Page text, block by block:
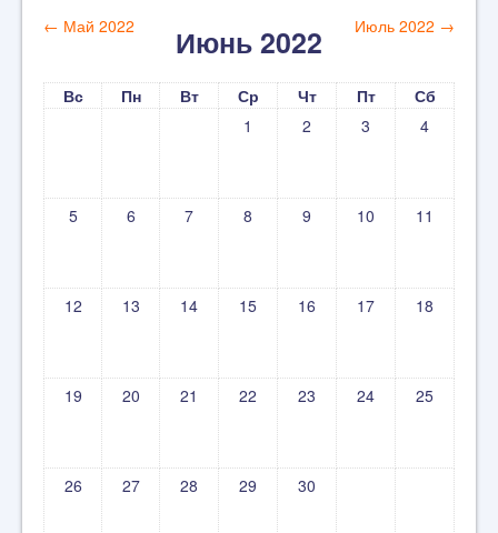
← Май 2022 Июнь 2022 Июль 2022 →
Вс Пн Вт Ср Чт Пт
Сб
1
2 3 4
5 6 7 8 9 10 11
12 13 14 15 16 17 18
19 20 21 22 23 24 25
26 27 28 29 30